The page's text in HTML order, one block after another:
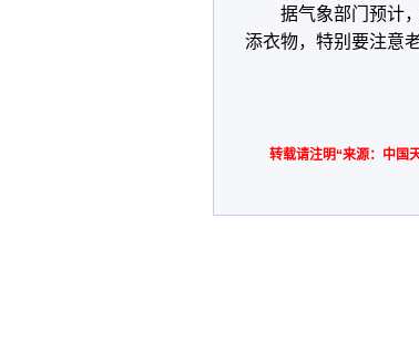
据气象部门预计
添衣物，特别要注意
转载请注明“来源：中国